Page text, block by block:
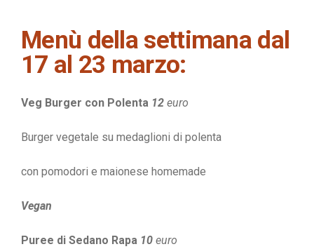
Menù della settimana dal
17 al 23 marzo:
Veg Burger con Polenta 12 euro
Burger vegetale su medaglioni di polenta
con pomodori e maionese homemade
Vegan
Puree di Sedano Rapa 10 euro